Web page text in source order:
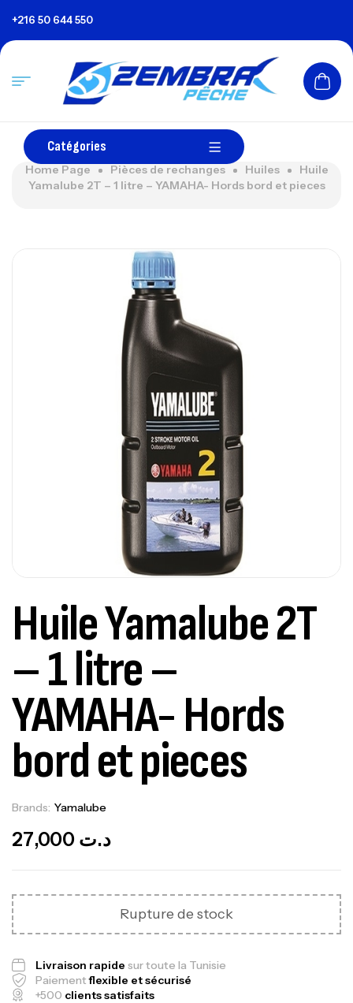
+216 50 644 550
Catégories
Home Page Pièces de rechanges Huiles
Huile
Yamalube 2T – 1 litre – YAMAHA- Hords bord et pieces
Huile Yamalube 2T
– 1 litre –
YAMAHA- Hords
bord et pieces
Brands: Yamalube
د.ت
Rupture de stock
Livraison rapide sur toute la Tunisie
Paiementflexible et sécurisé
+500 clients satisfaits